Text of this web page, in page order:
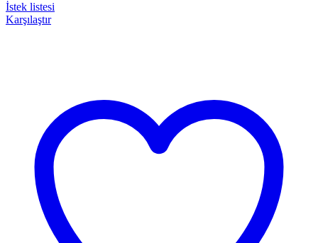
İstek listesi
Karşılaştır